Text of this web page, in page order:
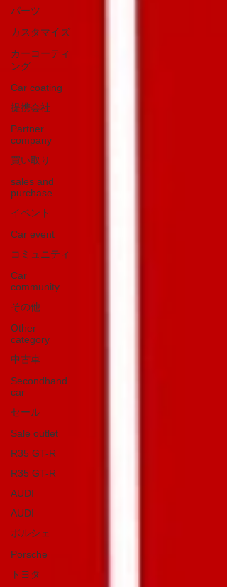
パーツ
カスタマイズ
カーコーティ
ング
Car coating
提携会社
Partner
company
買い取り
sales and
purchase
イベント
Car event
コミュニティ
Car
community
その他
Other
category
中古車
Secondhand
car
セール
Sale outlet
R35 GT-R
R35 GT-R
AUDI
AUDI
ポルシェ
Porsche
トヨタ